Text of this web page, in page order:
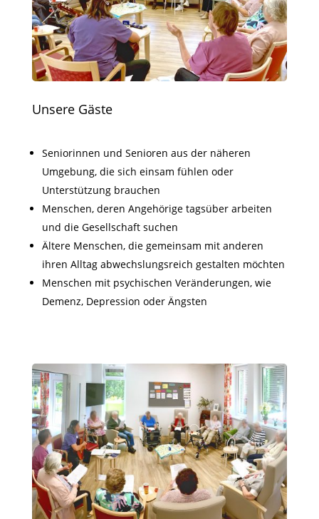
Unsere Gäste
Seniorinnen und Senioren aus der näheren
Umgebung, die sich einsam fühlen oder
Unterstützung brauchen
Menschen, deren Angehörige tagsüber arbeiten
und die Gesellschaft suchen
Ältere Menschen, die gemeinsam mit anderen
ihren Alltag abwechslungsreich gestalten möchten
Menschen mit psychischen Veränderungen, wie
Demenz, Depression oder Ängsten